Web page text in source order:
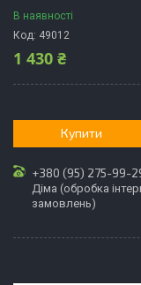
В наявності
Код: 49012
1 430 ₴
Купити
+380 (95) 275-99-
Діма (обробка
замовлень)